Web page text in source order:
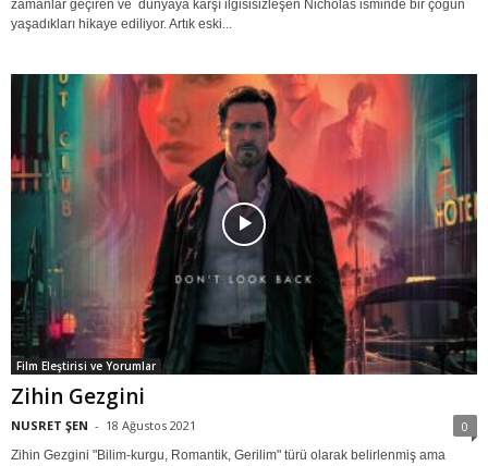
zamanlar geçiren ve dünyaya karşı ilgisisizleşen Nicholas isminde bir çoğun
yaşadıkları hikaye ediliyor. Artık eski...
Film Eleştirisi ve Yorumlar
Zihin Gezgini
NUSRET ŞEN - 18 Ağustos 2021 0
Zihin Gezgini "Bilim-kurgu, Romantik, Gerilim" türü olarak belirlenmiş ama